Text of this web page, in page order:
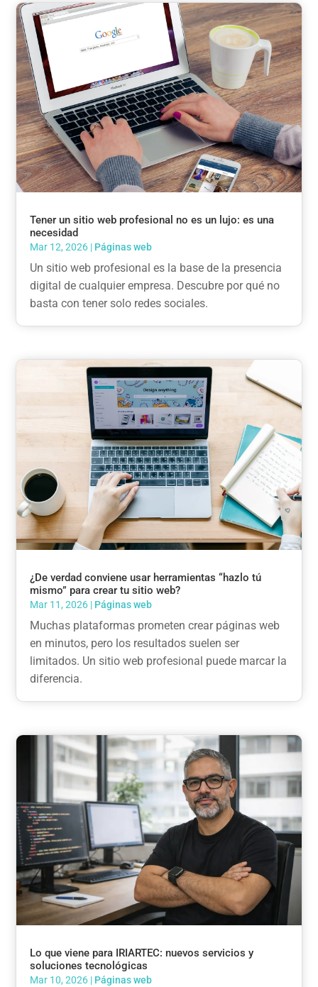
Tener un sitio web profesional no es un lujo: es una
necesidad
Mar 12, 2026 | Páginas web
Un sitio web profesional es la base de la presencia
digital de cualquier empresa. Descubre por qué no
basta con tener solo redes sociales.
¿De verdad conviene usar herramientas “hazlo tú
mismo” para crear tu sitio web?
Mar 11, 2026 | Páginas web
Muchas plataformas prometen crear páginas web
en minutos, pero los resultados suelen ser
limitados. Un sitio web profesional puede marcar la
diferencia.
Lo que viene para IRIARTEC: nuevos servicios y
soluciones tecnológicas
Mar 10, 2026 | Páginas web